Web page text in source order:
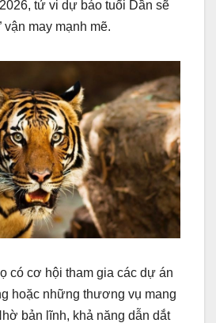
tử vi dự báo tuổi Dần sẽ
vận may mạnh mẽ.
có cơ hội tham gia các dự án
hoặc những thương vụ mang
bản lĩnh, khả năng dẫn dắt